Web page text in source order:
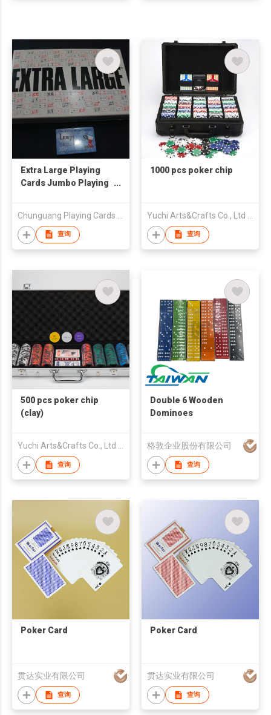
Extra Large Playing
Cards Jumbo Playing
查询
1000 pcs poker chip
查询
500 pcs poker chip
(clay)
查询
Double 6 Wooden
Dominoes
格敦企业股份有限公司
查询
Poker Card
贯达实业有限公司
查询
Poker Card
贯达实业有限公司
查询